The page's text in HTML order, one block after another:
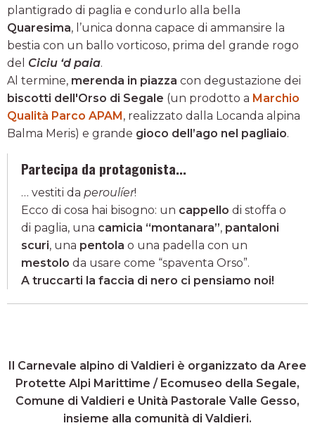
plantigrado di paglia e condurlo alla bella
Quaresima, l’unica donna capace di ammansire la
bestia con un ballo vorticoso, prima del grande rogo
del Ciciu ‘d paia.
Al termine, merenda in piazza con degustazione dei
biscotti dell'Orso di Segale (un prodotto a Marchio
Qualità Parco APAM, realizzato dalla Locanda alpina
Balma Meris) e grande gioco dell’ago nel pagliaio.
Partecipa da protagonista...
… vestiti da peroulíer!
Ecco di cosa hai bisogno: un cappello di stoffa o
di paglia, una camicia “montanara”, pantaloni
scuri, una pentola o una padella con un
mestolo da usare come “spaventa Orso”.
A truccarti la faccia di nero ci pensiamo noi!
Il Carnevale alpino di Valdieri è organizzato da Aree
Protette Alpi Marittime / Ecomuseo della Segale,
Comune di Valdieri e Unità Pastorale Valle Gesso,
insieme alla comunità di Valdieri.